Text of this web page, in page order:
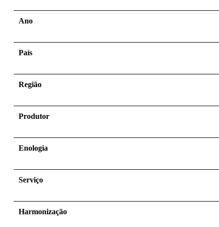
Ano
País
Região
Produtor
Enologia
Serviço
Harmonização